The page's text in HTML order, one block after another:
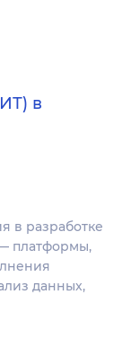
в
в разработке
платформы,
данных,